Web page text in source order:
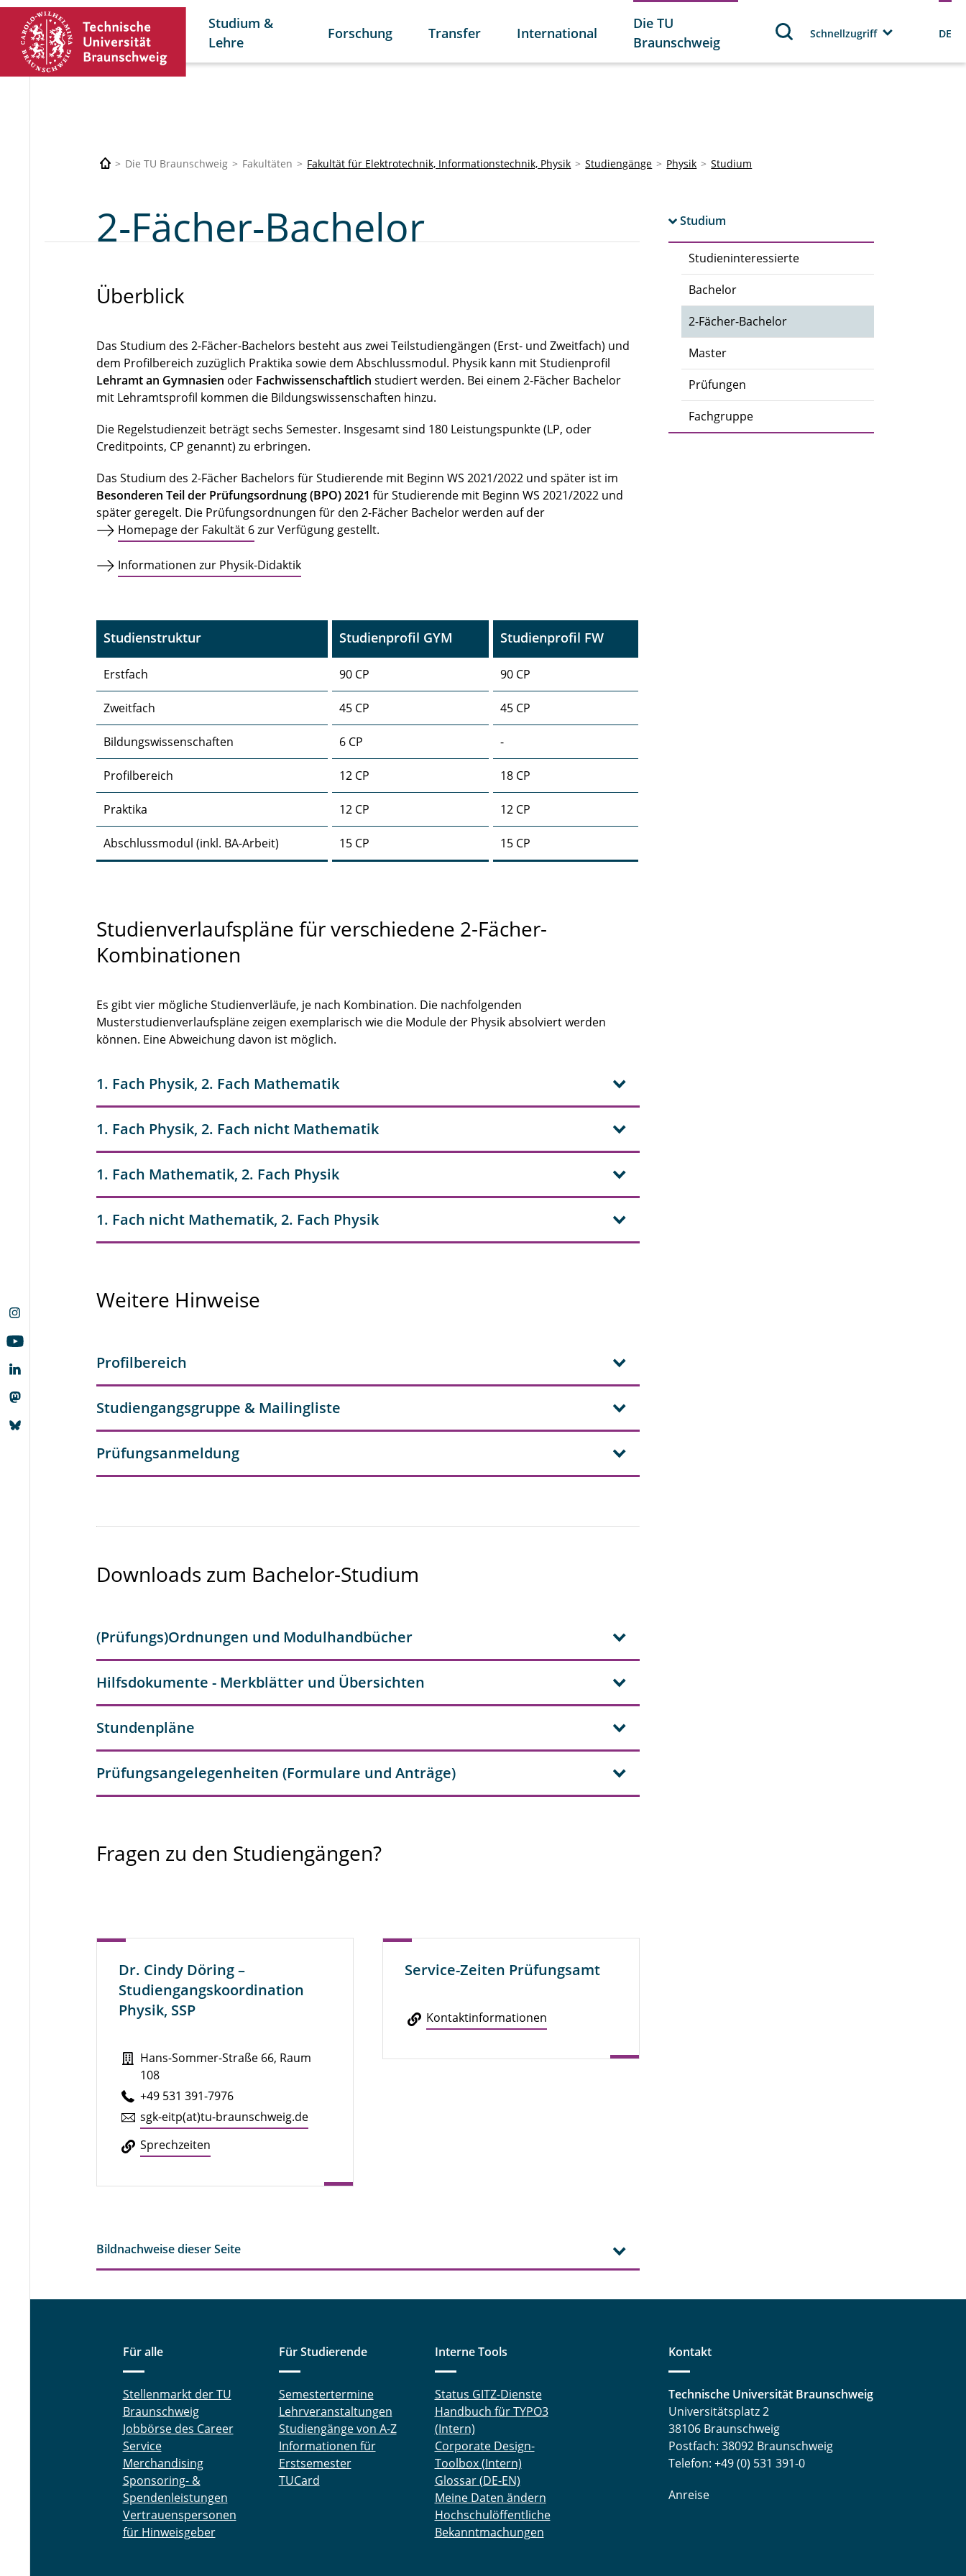
Studium &
Lehre
Forschung Transfer International
Die TU
Braunschweig
Schnellzugriff DE
Die TU Braunschweig Fakultäten Fakultät für Elektrotechnik, Informationstechnik, Physik Studiengänge Physik Studium
Studium
Studieninteressierte
Bachelor
2-Fächer-Bachelor
Master
Prüfungen
Fachgruppe
2-Fächer-Bachelor
Überblick
Das Studium des 2-Fächer-Bachelors besteht aus zwei Teilstudiengängen (Erst- und Zweitfach) und
dem Profilbereich zuzüglich Praktika sowie dem Abschlussmodul. Physik kann mit Studienprofil
Lehramt an Gymnasien oder Fachwissenschaftlich studiert werden. Bei einem 2-Fächer Bachelor
mit Lehramtsprofil kommen die Bildungswissenschaften hinzu.
Die Regelstudienzeit beträgt sechs Semester. Insgesamt sind 180 Leistungspunkte (LP, oder
Creditpoints, CP genannt) zu erbringen.
Das Studium des 2-Fächer Bachelors für Studierende mit Beginn WS 2021/2022 und später ist im
Besonderen Teil der Prüfungsordnung (BPO) 2021 für Studierende mit Beginn WS 2021/2022 und
später geregelt. Die Prüfungsordnungen für den 2-Fächer Bachelor werden auf der
Homepage der Fakultät 6zur Verfügung gestellt.
Informationen zur Physik-Didaktik
Studienstruktur Studienprofil GYM Studienprofil FW
Erstfach 90 CP 90 CP
Zweitfach 45 CP 45 CP
Bildungswissenschaften 6 CP -
Profilbereich 12 CP 18 CP
Praktika 12 CP 12 CP
Abschlussmodul (inkl. BA-Arbeit) 15 CP 15 CP
Studienverlaufspläne für verschiedene 2-Fächer-
Kombinationen
Es gibt vier mögliche Studienverläufe, je nach Kombination. Die nachfolgenden
Musterstudienverlaufspläne zeigen exemplarisch wie die Module der Physik absolviert werden
können. Eine Abweichung davon ist möglich.
1. Fach Physik, 2. Fach Mathematik
1. Fach Physik, 2. Fach nicht Mathematik
1. Fach Mathematik, 2. Fach Physik
1. Fach nicht Mathematik, 2. Fach Physik
Weitere Hinweise
Profilbereich
Studiengangsgruppe & Mailingliste
Prüfungsanmeldung
Downloads zum Bachelor-Studium
(Prüfungs)Ordnungen und Modulhandbücher
Hilfsdokumente - Merkblätter und Übersichten
Stundenpläne
Prüfungsangelegenheiten (Formulare und Anträge)
Fragen zu den Studiengängen?
Dr. Cindy Döring –
Studiengangskoordination
Physik, SSP
Hans-Sommer-Straße 66, Raum
108
+49 531 391-7976
sgk-eitp(at)tu-braun­schweig.de
Sprech­zei­ten
Service-Zeiten Prüfungsamt
Kon­takt­in­for­ma­tio­nen
Bildnachweise dieser Seite
Für alle
Stellenmarkt der TU
Braunschweig
Jobbörse des Career
Service
Merchandising
Sponsoring- &
Spendenleistungen
Vertrauenspersonen
für Hinweisgeber
Für Studierende
Semestertermine
Lehrveranstaltungen
Studiengänge von A-Z
Informationen für
Erstsemester
TUCard
Interne Tools
Status GITZ-Dienste
Handbuch für TYPO3
(Intern)
Corporate Design-
Toolbox (Intern)
Glossar (DE-EN)
Meine Daten ändern
Hochschulöffentliche
Bekanntmachungen
Kontakt
Technische Universität Braunschweig
Universitätsplatz 2
38106 Braunschweig
Postfach: 38092 Braunschweig
Telefon: +49 (0) 531 391-0
Anreise